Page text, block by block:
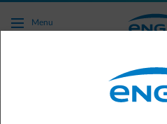
Accéder au contenu principal
Menu
Service après-vente de
panneaux solaires